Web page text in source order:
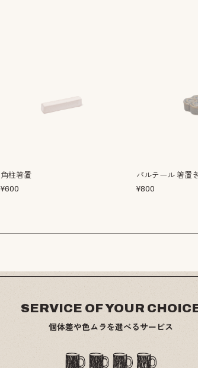
角柱箸置
¥600
パルテール 箸置き
¥800
SERVICE OF YOUR
個体差や色ムラを選べるサービス